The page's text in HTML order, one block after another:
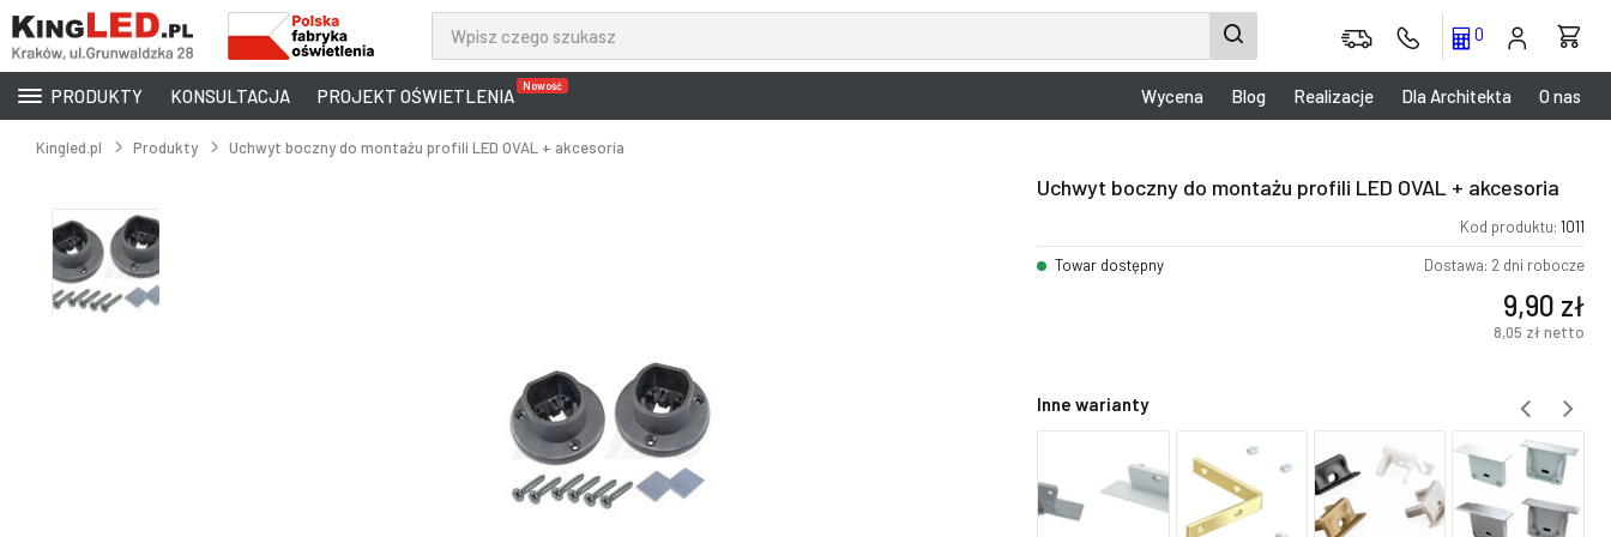
0
PRODUKTY KONSULTACJA PROJEKT OŚWIETLENIA Nowość Wycena Blog Realizacje Dla Architekta O nas
Kingled.pl Produkty Uchwyt boczny do montażu profili LED OVAL + akcesoria
Uchwyt boczny do montażu profili LED OVAL + akcesoria
Kod produktu: 1011
Towar dostępny
Dostawa: 2 dni robocze
9,90 zł
8,05 złnetto
Inne warianty